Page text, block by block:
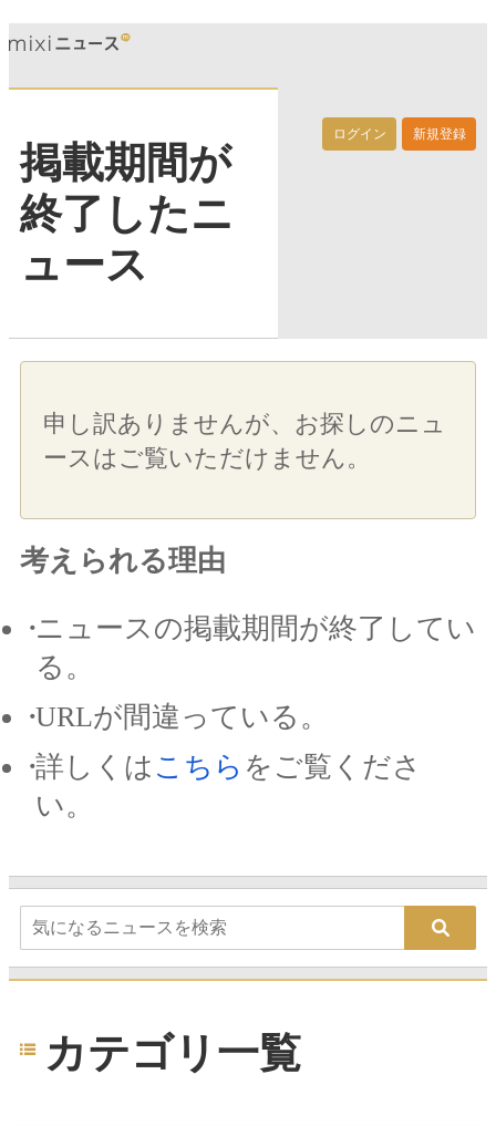
ログイン 新規登録
掲載期間が
終了したニ
ュース
申し訳ありませんが、お探しのニュ
ースはご覧いただけません。
考えられる理由
ニュースの掲載期間が終了してい
る。
URLが間違っている。
詳しくは こちら をご覧くださ
い。
カテゴリ一覧